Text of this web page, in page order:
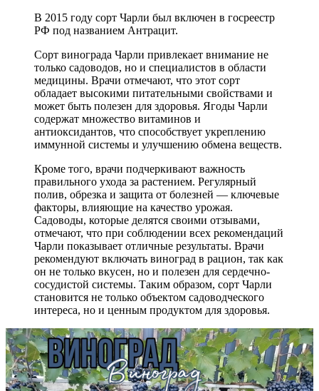
В 2015 году сорт Чарли был включен в госреестр
РФ под названием Антрацит.
Сорт винограда Чарли привлекает внимание не
только садоводов, но и специалистов в области
медицины. Врачи отмечают, что этот сорт
обладает высокими питательными свойствами и
может быть полезен для здоровья. Ягоды Чарли
содержат множество витаминов и
антиоксидантов, что способствует укреплению
иммунной системы и улучшению обмена веществ.
Кроме того, врачи подчеркивают важность
правильного ухода за растением. Регулярный
полив, обрезка и защита от болезней — ключевые
факторы, влияющие на качество урожая.
Садоводы, которые делятся своими отзывами,
отмечают, что при соблюдении всех рекомендаций
Чарли показывает отличные результаты. Врачи
рекомендуют включать виноград в рацион, так как
он не только вкусен, но и полезен для сердечно-
сосудистой системы. Таким образом, сорт Чарли
становится не только объектом садоводческого
интереса, но и ценным продуктом для здоровья.